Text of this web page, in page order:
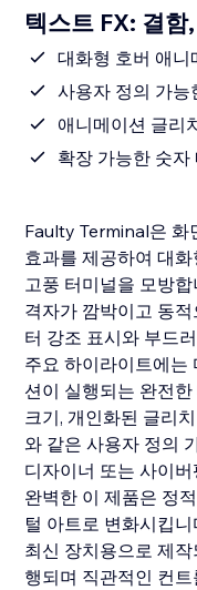
텍스트 FX: 결함
대화형 호버 애니
사용자 정의 가능
애니메이션 글리
확장 가능한 숫자
Faulty Terminal은 화
효과를 제공하여 대
고풍 터미널을 모방
격자가 깜박이고 동
터 강조 표시와 부드
주요 하이라이트에는
션이 실행되는 완전
크기, 개인화된 글리
와 같은 사용자 정의
디자이너 또는 사이
완벽한 이 제품은 정
털 아트로 변화시킵니
최신 장치용으로 제
행되며 직관적인 컨